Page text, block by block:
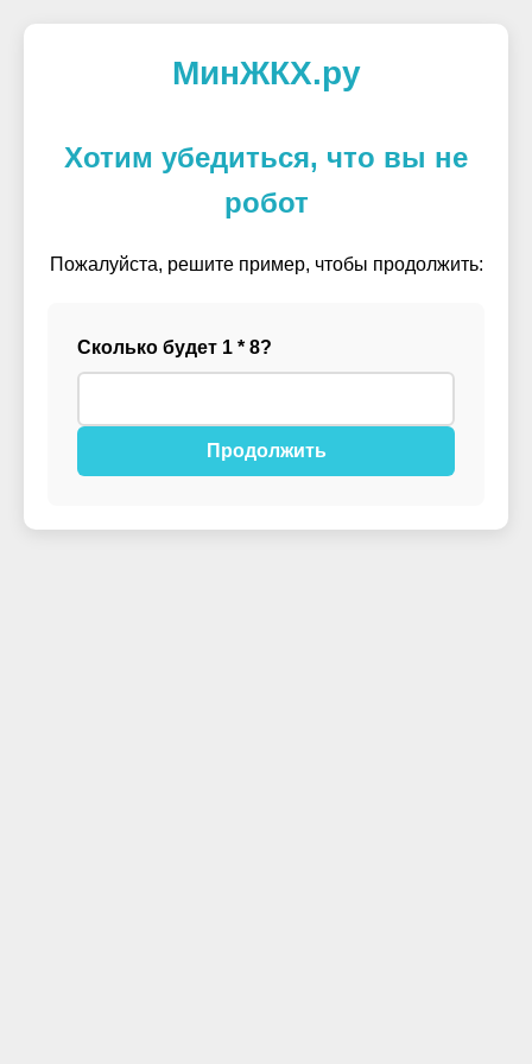
МинЖКХ.ру
Хотим убедиться, что вы не
робот
Пожалуйста, решите пример, чтобы продолжить:
Сколько будет 1 * 8?
Продолжить